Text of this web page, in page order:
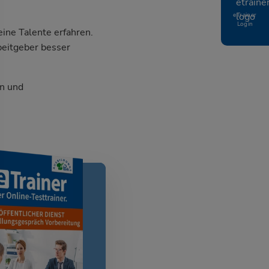
eTrainer
Login
Talente erfahren.
besser
und